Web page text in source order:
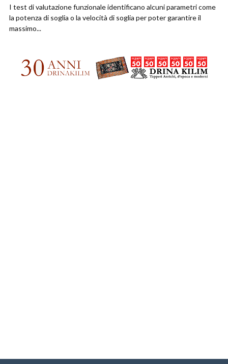
I test di valutazione funzionale identificano alcuni parametri come
la potenza di soglia o la velocità di soglia per poter garantire il
massimo...